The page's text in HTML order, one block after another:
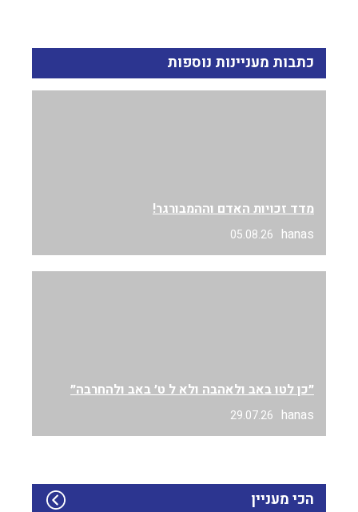
כתבות מעניינות נוספות
מדד זכויות האדם וההמבורגר!
hanas
05.08.26
״כן לטו באב ולאהבה ולא ל ט׳ באב ולהחרבה״
hanas
29.07.26
הכי מעניין